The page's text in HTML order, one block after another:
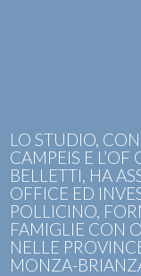
LO STUDIO,
CAMPEIS E
BELLETTI, HA
OFFICE ED
POLLICINO,
FAMIGLIE CON
NELLE
MONZA-